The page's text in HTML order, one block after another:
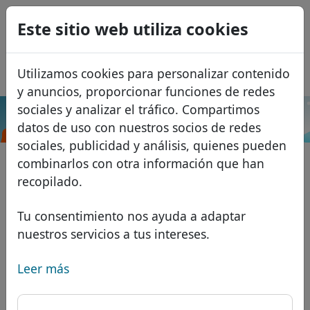
Este sitio web utiliza cookies
Utilizamos cookies para personalizar contenido
y anuncios, proporcionar funciones de redes
sociales y analizar el tráfico. Compartimos
datos de uso con nuestros socios de redes
sociales, publicidad y análisis, quienes pueden
combinarlos con otra información que han
recopilado.
Tu consentimiento nos ayuda a adaptar
nuestros servicios a tus intereses.
Leer más
Dominios
Base de datos de dominios
Dominios africanos
Dominios asiáticos
Dominios europeos
Dominios de Oriente Medio
Dominios norteamericanos
Lista de precios
Descuentos
Transferir
Buscar
Servicios
Protección de ID
Alojamiento DNS
WHOIS
USD
EUR
GBP
Français
Italiano
Português
Română
Eesti
.amsterdam Buscar